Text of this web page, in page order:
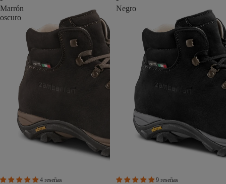
Marrón
oscuro
4 reseñas
Negro
9 reseñas